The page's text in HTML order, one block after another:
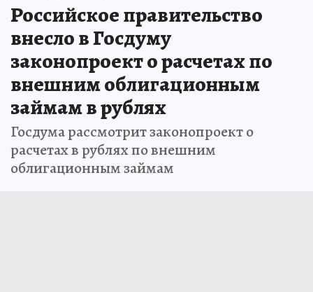
Российское правительство
внесло в Госдуму
законопроект о расчетах по
внешним облигационным
займам в рублях
Госдума рассмотрит законопроект о
расчетах в рублях по внешним
облигационным займам